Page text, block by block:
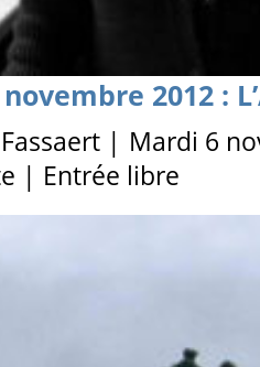
2012 :
| Mardi 6
| Entrée libre